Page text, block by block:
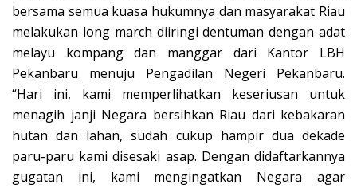
bersama semua kuasa hukumnya dan masyarakat Riau
melakukan long march diiringi dentuman dengan adat
melayu kompang dan manggar dari Kantor LBH
Pekanbaru menuju Pengadilan Negeri Pekanbaru.
“Hari ini, kami memperlihatkan keseriusan untuk
menagih janji Negara bersihkan Riau dari kebakaran
hutan dan lahan, sudah cukup hampir dua dekade
paru-paru kami disesaki asap. Dengan didaftarkannya
gugatan ini, kami mengingatkan Negara agar